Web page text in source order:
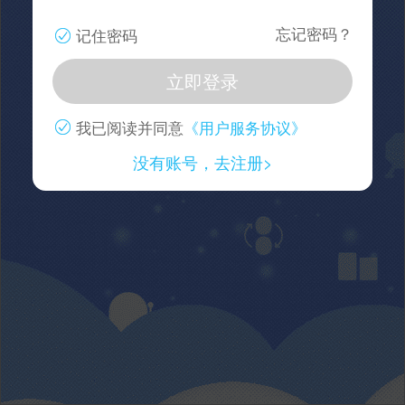
记住密码 忘记密码？
我已阅读并同意 《用户服务协议》
没有账号，去注册>